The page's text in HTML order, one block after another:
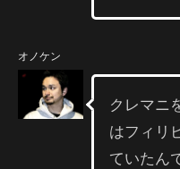
オノケン
クレマニ
はフィリ
ていたん